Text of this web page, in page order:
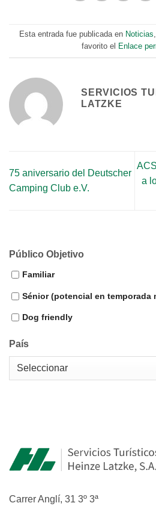
Esta entrada fue publicada en Noticias,
favorito el Enlace
SERVICIOS
LATZKE
75 aniversario del Deutscher
Camping Club e.V.
a
Público Objetivo
Familiar
Sénior (potencial en temporada
Dog friendly
País
Carrer Anglí, 31 3º 3ª